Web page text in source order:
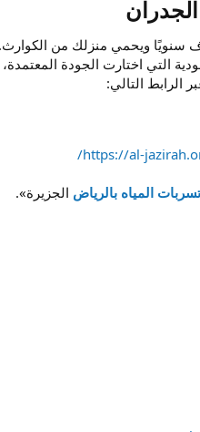
الجدران​
التي اختارت الجودة
الرابط التالي:
https://al-
المياه بالرياض الجزيرة».